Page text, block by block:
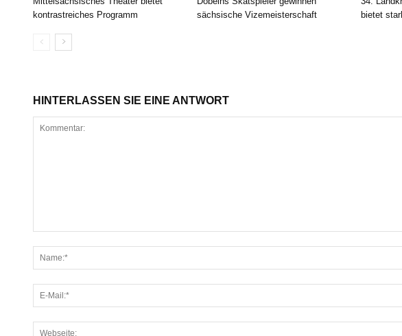
kontrastreiches Programm
sächsische Vizemeisterschaft
bietet
HINTERLASSEN SIE EINE ANTWORT